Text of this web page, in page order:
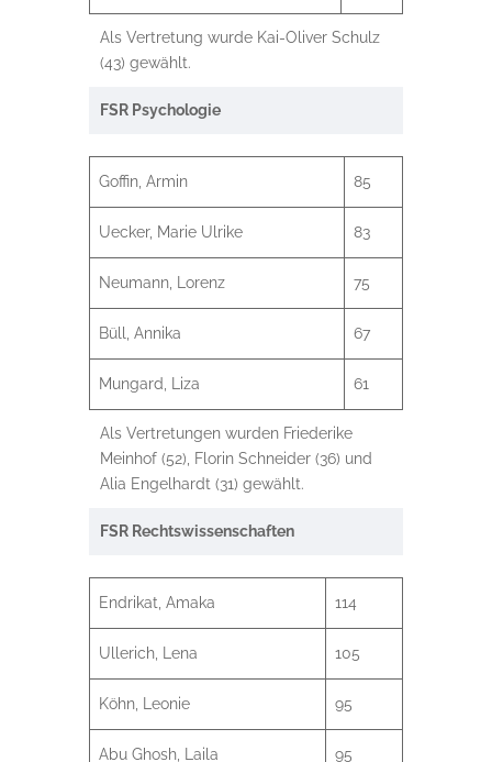
Als Vertretung wurde Kai-Oliver Schulz
(43) gewählt.
FSR Psychologie
Goffin, Armin 85
Uecker, Marie Ulrike 83
Neumann, Lorenz 75
Büll, Annika 67
Mungard, Liza 61
Als Vertretungen wurden Friederike
Meinhof (52), Florin Schneider (36) und
Alia Engelhardt (31) gewählt.
FSR Rechtswissenschaften
Endrikat, Amaka 114
Ullerich, Lena 105
Köhn, Leonie 95
Abu Ghosh, Laila 95